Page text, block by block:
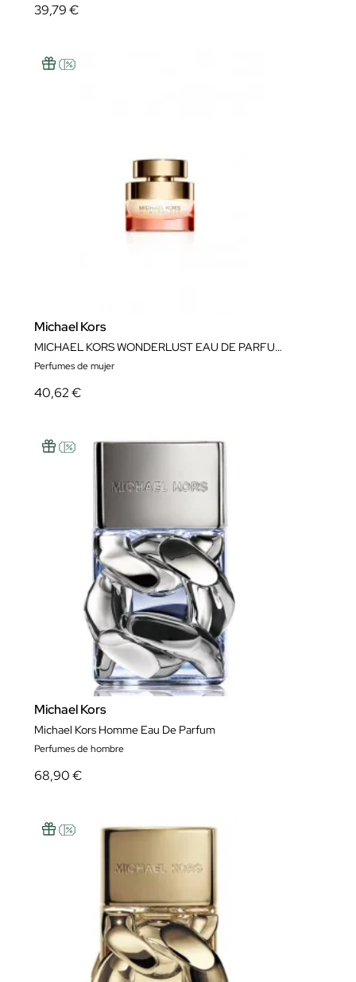
39,79 €
Michael Kors
MICHAEL KORS WONDERLUST EAU DE PARFUM VAPORIZADOR
Perfumes de mujer
40,62 €
Michael Kors
Michael Kors Homme Eau De Parfum
Perfumes de hombre
68,90 €